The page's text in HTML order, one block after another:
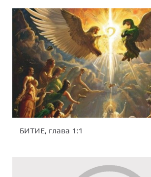
БИТИЕ, глава 1:1